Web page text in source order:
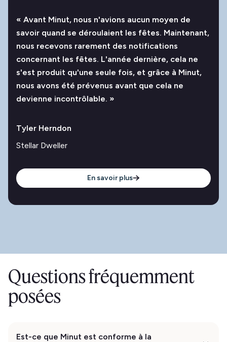
« Avant Minut, nous n'avions aucun moyen de
savoir quand se déroulaient les fêtes. Maintenant,
nous recevons rarement des notifications
concernant les fêtes. L'année dernière, cela ne
s'est produit qu'une seule fois, et grâce à Minut,
nous avons été prévenus avant que cela ne
devienne incontrôlable. »
Tyler Herndon
Stellar Dweller
En savoir plus
Questions fréquemment
posées
Est-ce que Minut est conforme à la